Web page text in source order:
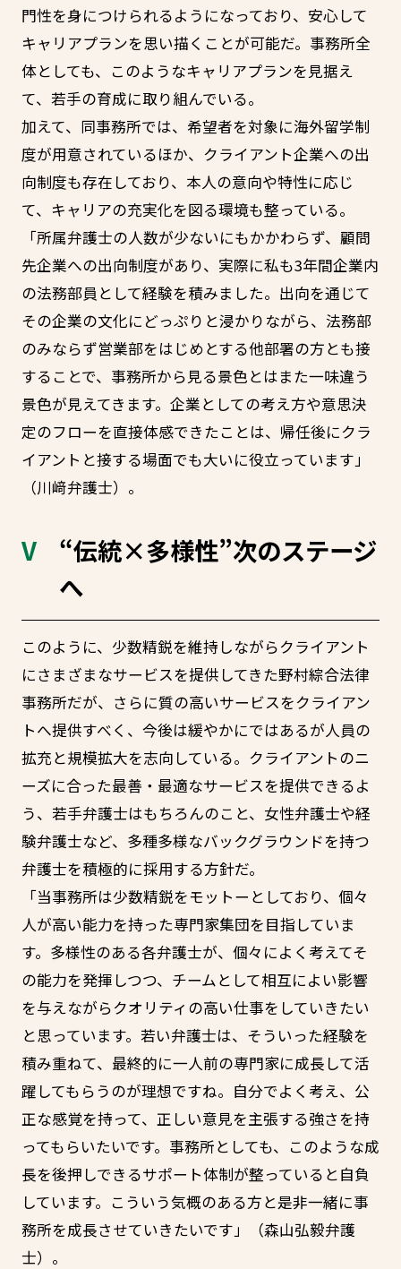
門性を身につけられるようになっており、安心して
キャリアプランを思い描くことが可能だ。事務所全
体としても、このようなキャリアプランを見据え
て、若手の育成に取り組んでいる。
加えて、同事務所では、希望者を対象に海外留学制
度が用意されているほか、クライアント企業への出
向制度も存在しており、本人の意向や特性に応じ
て、キャリアの充実化を図る環境も整っている。
「所属弁護士の人数が少ないにもかかわらず、顧問
先企業への出向制度があり、実際に私も3年間企業内
の法務部員として経験を積みました。出向を通じて
その企業の文化にどっぷりと浸かりながら、法務部
のみならず営業部をはじめとする他部署の方とも接
することで、事務所から見る景色とはまた一味違う
景色が見えてきます。企業としての考え方や意思決
定のフローを直接体感できたことは、帰任後にクラ
イアントと接する場面でも大いに役立っています」
（川﨑弁護士）。
“伝統×多様性”次のステージ
へ
このように、少数精鋭を維持しながらクライアント
にさまざまなサービスを提供してきた野村綜合法律
事務所だが、さらに質の高いサービスをクライアン
トへ提供すべく、今後は緩やかにではあるが人員の
拡充と規模拡大を志向している。クライアントのニ
ーズに合った最善・最適なサービスを提供できるよ
う、若手弁護士はもちろんのこと、女性弁護士や経
験弁護士など、多種多様なバックグラウンドを持つ
弁護士を積極的に採用する方針だ。
「当事務所は少数精鋭をモットーとしており、個々
人が高い能力を持った専門家集団を目指していま
す。多様性のある各弁護士が、個々によく考えてそ
の能力を発揮しつつ、チームとして相互によい影響
を与えながらクオリティの高い仕事をしていきたい
と思っています。若い弁護士は、そういった経験を
積み重ねて、最終的に一人前の専門家に成長して活
躍してもらうのが理想ですね。自分でよく考え、公
正な感覚を持って、正しい意見を主張する強さを持
ってもらいたいです。事務所としても、このような成
長を後押しできるサポート体制が整っていると自負
しています。こういう気概のある方と是非一緒に事
務所を成長させていきたいです」（森山弘毅弁護
士）。